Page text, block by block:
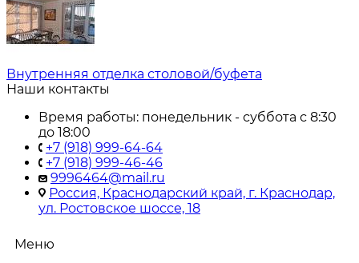
Внутренняя отделка столовой/буфета
Наши контакты
Время работы: понедельник - суббота с 8:30
до 18:00
+7 (918) 999-64-64
+7 (918) 999-46-46
9996464@mail.ru
Россия, Краснодарский край, г. Краснодар,
ул. Ростовское шоссе, 18
Меню